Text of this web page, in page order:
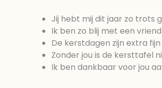
Jij hebt mij dit jaar zo trots
Ik ben zo blij met een
De kerstdagen zijn extra
Zonder jou is de kersttafel
Ik ben dankbaar voor jou